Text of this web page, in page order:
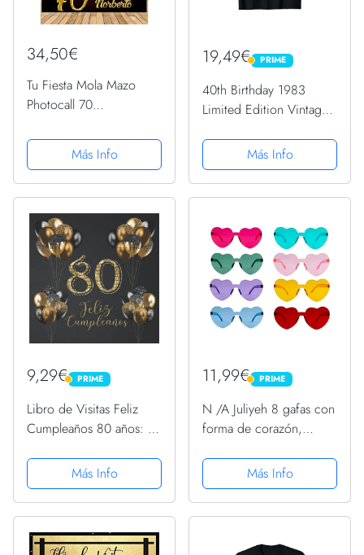
34,50€
Tu Fiesta Mola Mazo
Photocall 70
Detalles Cumpleaños |
Photocall Económico y
Original | Disfruta de
Unas Divertidas Fotos
con Nuestro...
Más Info
19,49€ PRIME
PRIME
40th Birthday 1983
Limited Edition Vintage
CamisetaMás Info
9,29€ PRIME
PRIME
Libro de Visitas Feliz
Cumpleaños 80 años: de
recuerdos, felicitaciones
y fotos de los invitados.
Decoración y regalo
Más Info
11,99€ PRIME
PRIME
N /A Juliyeh 8 gafas con
forma de corazón,
de cumpleaños, para
niños y adultos
Más Info